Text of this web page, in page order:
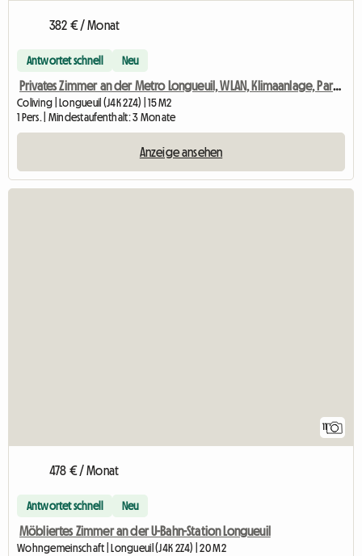
382 € / Monat
Antwortet schnell Neu
Privates Zimmer an der Metro Longueuil, WLAN, Klimaanlage, Parkplatz
Coliving | Longueuil (J4K 2Z4) | 15 M2
1 Pers. | Mindestaufenthalt: 3 Monate
Anzeige ansehen
11
478 € / Monat
Antwortet schnell Neu
Möbliertes Zimmer an der U-Bahn-Station Longueuil
Wohngemeinschaft | Longueuil (J4K 2Z4) | 20 M2